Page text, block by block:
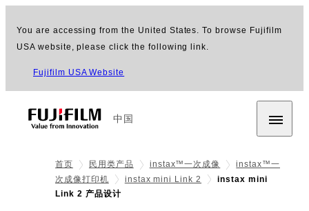
You are accessing from the United States. To browse Fujifilm
USA website, please click the following link.
Fujifilm USA Website
中国
首页 民用类产品 instax™一次成像
instax™一
次成像打印机
instax mini Link 2
instax mini
Link 2 产品设计